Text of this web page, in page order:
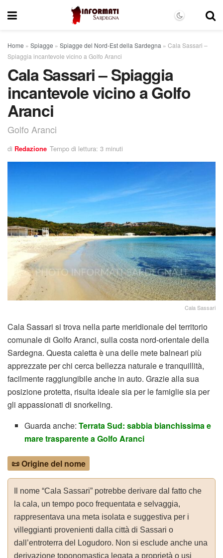
Home » Spiagge » Spiagge del Nord-Est della Sardegna » Cala Sassari –
Spiaggia incantevole vicino a Golfo Aranci
Cala Sassari – Spiaggia
incantevole vicino a Golfo
Aranci
Golfo Aranci
di Redazione Tempo di lettura: 3 minuti
Cala Sassari
Cala Sassari si trova nella parte meridionale del territorio
comunale di Golfo Aranci, sulla costa nord-orientale della
Sardegna. Questa caletta è una delle mete balneari più
apprezzate per chi cerca bellezza naturale e tranquillità,
facilmente raggiungibile anche in auto. Grazie alla sua
posizione protetta, risulta ideale sia per le famiglie sia per
gli appassionati di snorkeling.
Guarda anche:Terrata Sud: sabbia bianchissima e
mare trasparente a Golfo Aranci
📜 Origine del nome
Il nome “Cala Sassari” potrebbe derivare dal fatto che
la cala, un tempo poco frequentata e selvaggia,
rappresentava una meta isolata e suggestiva per i
villeggianti provenienti dalla città di Sassari o
dall’entroterra del Logudoro. Non si esclude anche una
derivazione toponomastica legata a proprietà o usi